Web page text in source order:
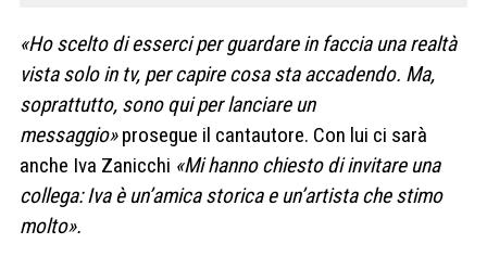
«Ho scelto di esserci per guardare in faccia una realtà
vista solo in tv, per capire cosa sta accadendo. Ma,
soprattutto, sono qui per lanciare un
messaggio»prosegue il cantautore. Con lui ci sarà
anche Iva Zanicchi «Mi hanno chiesto di invitare una
collega: Iva è un’amica storica e un’artista che stimo
molto».